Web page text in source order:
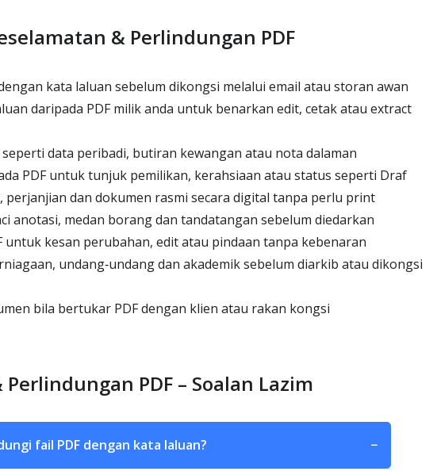
& Perlindungan PDF
kata laluan sebelum dikongsi melalui email atau storan awan
daripada PDF milik anda untuk benarkan edit, cetak atau extract
data peribadi, butiran kewangan atau nota dalaman
PDF untuk tunjuk pemilikan, kerahsiaan atau status seperti Draf
dan dokumen rasmi secara digital tanpa perlu print
anotasi, medan borang dan tandatangan sebelum diedarkan
untuk kesan perubahan, edit atau pindaan tanpa kebenaran
undang‑undang dan akademik sebelum diarkib atau dikongsi
bila bertukar PDF dengan klien atau rakan kongsi
PDF – Soalan Lazim
fail PDF dengan kata laluan? −